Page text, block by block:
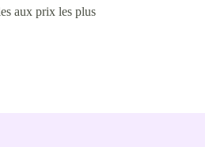
aux prix les plus